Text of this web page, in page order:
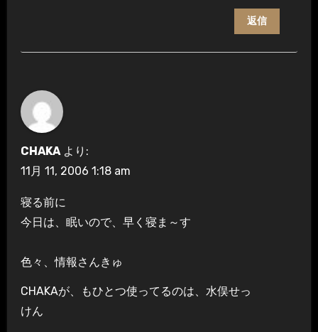
返信
CHAKA より:
11月 11, 2006 1:18 am
寝る前に
今日は、眠いので、早く寝ま～す
色々、情報さんきゅ
CHAKAが、もひとつ使ってるのは、水俣せっ
けん